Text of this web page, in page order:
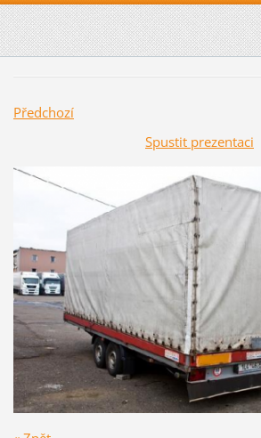
Předchozí
Spustit prezentaci